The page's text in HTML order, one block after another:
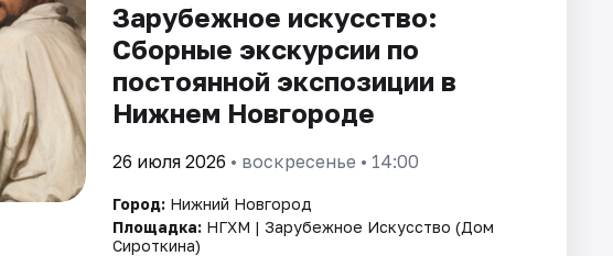
Зарубежное искусство:
Сборные экскурсии по
постоянной экспозиции в
Нижнем Новгороде
26 июля 2026 • воскресенье • 14:00
Город: Нижний Новгород
Площадка: НГХМ | Зарубежное Искусство (Дом
Сироткина)